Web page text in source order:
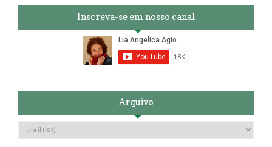
Inscreva-se em nosso canal
Arquivo